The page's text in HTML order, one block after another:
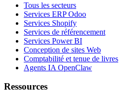
Tous les secteurs
Services ERP Odoo
Services Shopify
Services de référencement
Services Power BI
Conception de sites Web
Comptabilité et tenue de livres
Agents IA OpenClaw
Ressources